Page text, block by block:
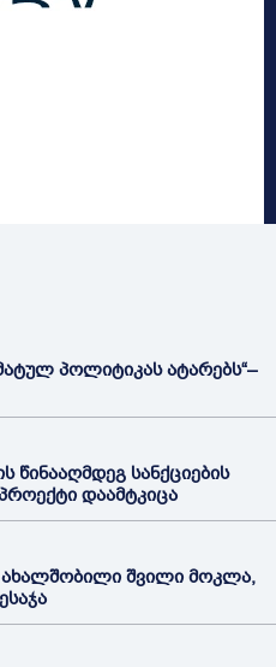
პოლიტიკას ატარებს“–
წინააღმდეგ სანქციების
დაამტკიცა
შვილი მოკლა,